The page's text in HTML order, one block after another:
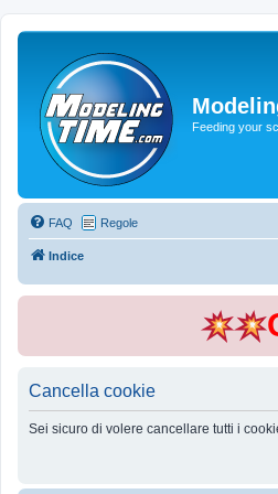
Feeding your
FAQ Regole
Indice
Cancella cookie
Sei sicuro di volere cancellare tutti i